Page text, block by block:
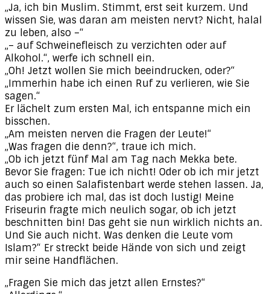
„Ja, ich bin Muslim. Stimmt, erst seit kurzem. Und
wissen Sie, was daran am meisten nervt? Nicht, halal
zu leben, also –“
„– auf Schweinefleisch zu verzichten oder auf
Alkohol.“, werfe ich schnell ein.
„Oh! Jetzt wollen Sie mich beeindrucken, oder?“
„Immerhin habe ich einen Ruf zu verlieren, wie Sie
sagen.“
Er lächelt zum ersten Mal, ich entspanne mich ein
bisschen.
„Am meisten nerven die Fragen der Leute!“
„Was fragen die denn?“, traue ich mich.
„Ob ich jetzt fünf Mal am Tag nach Mekka bete.
Bevor Sie fragen: Tue ich nicht! Oder ob ich mir jetzt
auch so einen Salafistenbart werde stehen lassen. Ja,
das probiere ich mal, das ist doch lustig! Meine
Friseurin fragte mich neulich sogar, ob ich jetzt
beschnitten bin! Das geht sie nun wirklich nichts an.
Und Sie auch nicht. Was denken die Leute vom
Islam?“ Er streckt beide Hände von sich und zeigt
mir seine Handflächen.
„Fragen Sie mich das jetzt allen Ernstes?“